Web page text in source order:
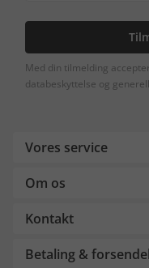
Med din tilmelding
databeskyttelse og
Vores service
Om os
Kontakt
Betaling &